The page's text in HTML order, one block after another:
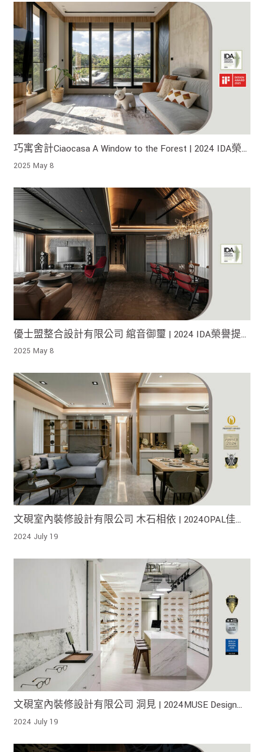
巧寓舍計Ciaocasa A Window to the Forest | 2024 IDA榮
譽提名、2025年榮獲iF設計獎！
2025 May 8
優士盟整合設計有限公司 綰音御璽 | 2024 IDA榮譽提
名！
2025 May 8
文硯室內裝修設計有限公司 木石相依 | 2024OPAL佳
作、World Design Awards Winner與 French Design Awards
2024 July 19
文硯室內裝修設計有限公司 洞見 | 2024MUSE Design
Awards金獎、London Design Awards銀獎 、2025柏林設
2024 July 19